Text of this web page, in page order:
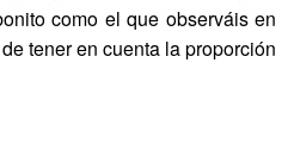
como el que observáis en
tener en cuenta la proporción